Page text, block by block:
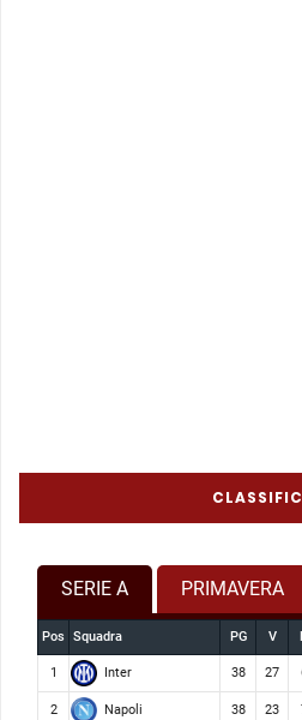
SERIE A PRIMAVERA
Pos Squadra PG V
1 Inter 38 27
2 Napoli 38 23